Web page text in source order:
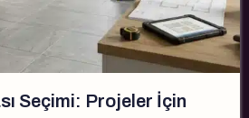
Seçimi: Projeler İçin